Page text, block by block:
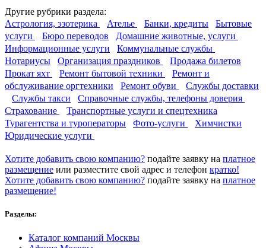
Другие рубрики раздела:
Астрология, эзотерика
Ателье Банки, кредиты
Бытовые
услуги
Бюро переводов
Домашние животные, услуги
Информационные услуги
Коммунальные службы
Нотариусы
Организация праздников
Продажа билетов
Прокат яхт
Ремонт бытовой техники
Ремонт и
обслуживание оргтехники
Ремонт обуви
Службы доставки
Службы такси
Справочные службы, телефоны доверия
Страхование
Транспортные услуги и спецтехника
Турагентства и туроператоры
Фото-услуги
Химчистки
Юридические услуги
Хотите добавить свою компанию? подайте заявку на платное
размещение или разместите свой адрес и телефон кратко!
Хотите добавить свою компанию? подайте заявку на платное
размещение!
Разделы:
Каталог компаний Москвы